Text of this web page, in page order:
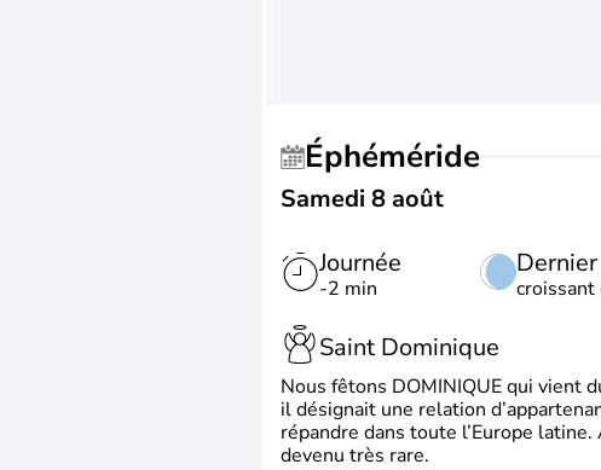
Éphéméride
Samedi 8 août
Journée
-2 min
Dernier
croissant
Saint Dominique
Nous fêtons DOMINIQUE qui vient
il désignait une relation
répandre dans toute l’Europe
devenu très rare.